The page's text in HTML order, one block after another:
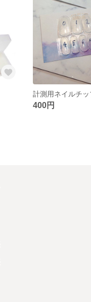
計測用ネイルチッ
400円